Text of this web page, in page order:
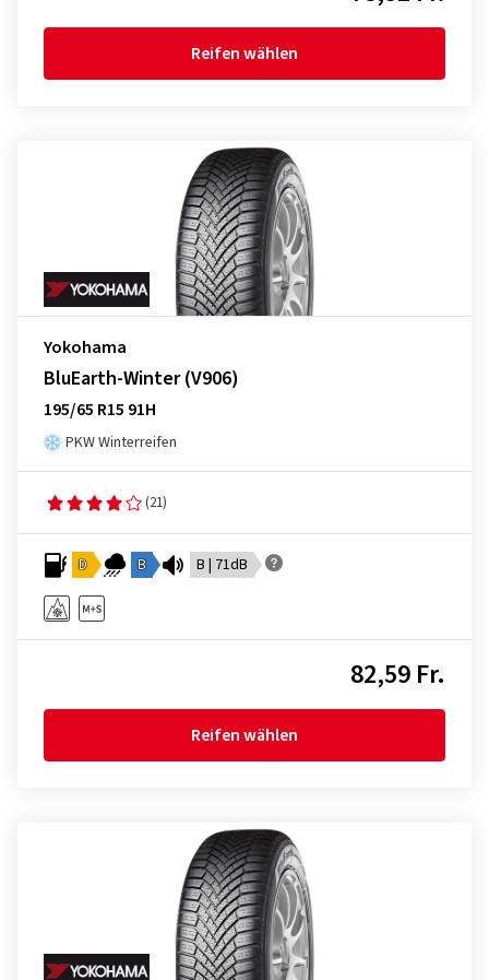
Reifen wählen
Yokohama
BluEarth-Winter (V906)
195/65 R15 91H
PKW Winterreifen
(21)
D B B | 71dB
82,59 Fr.
Reifen wählen